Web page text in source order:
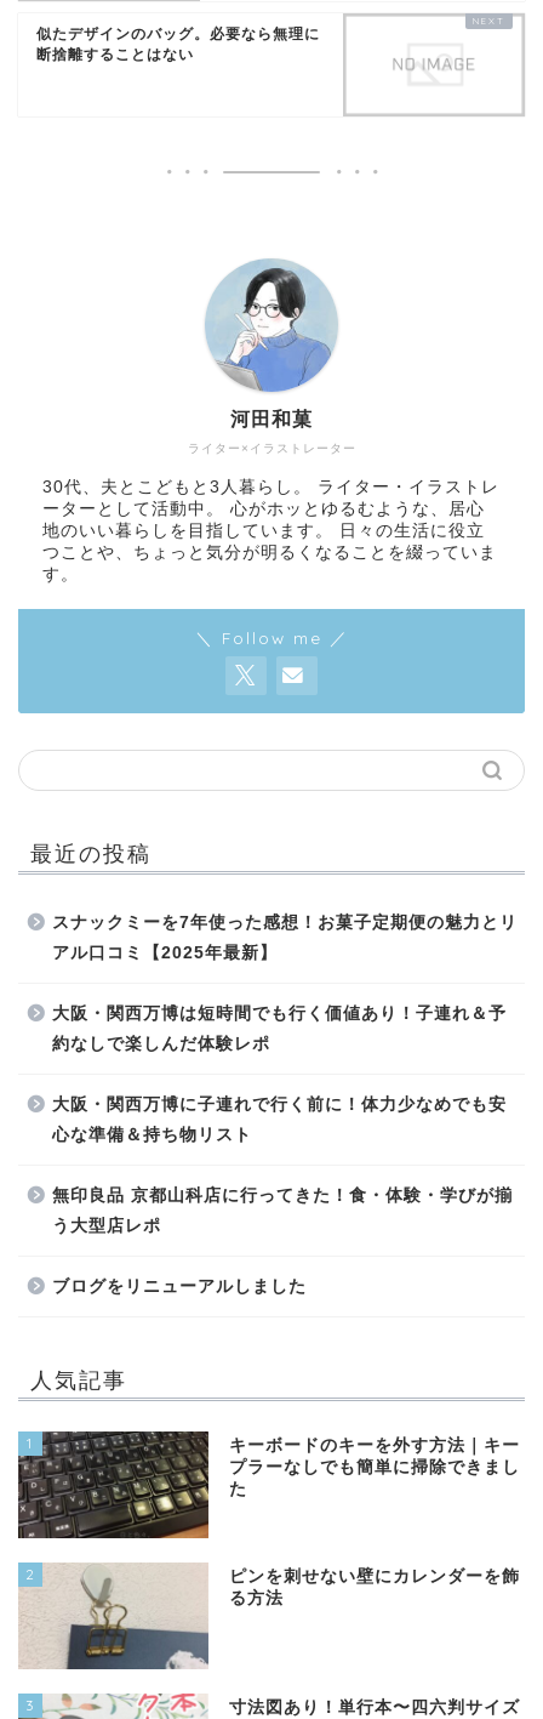
似たデザインのバッグ。必要なら無理に
断捨離することはない
ライター×イラストレーター
河田和菓
30代、夫とこどもと3人暮らし。 ライター・イラストレ
ーターとして活動中。 心がホッとゆるむような、居心
地のいい暮らしを目指しています。 日々の生活に役立
つことや、ちょっと気分が明るくなることを綴っていま
す。
＼ Follow me ／
最近の投稿
スナックミーを7年使った感想！お菓子定期便の魅力とリ
アル口コミ【2025年最新】
大阪・関西万博は短時間でも行く価値あり！子連れ＆予
約なしで楽しんだ体験レポ
大阪・関西万博に子連れで行く前に！体力少なめでも安
心な準備＆持ち物リスト
無印良品 京都山科店に行ってきた！食・体験・学びが揃
う大型店レポ
ブログをリニューアルしました
人気記事
1
キーボードのキーを外す方法｜キー
プラーなしでも簡単に掃除できまし
た
2
ピンを刺せない壁にカレンダーを飾
る方法
3
寸法図あり！単行本〜四六判サイズ